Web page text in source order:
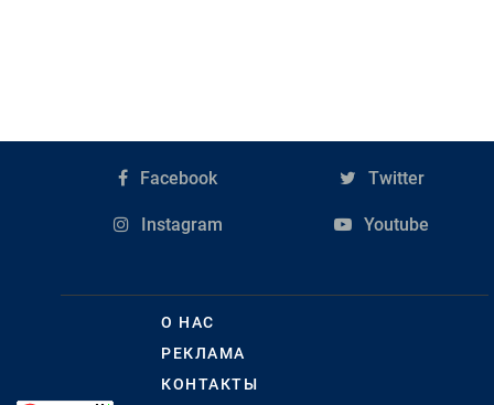
Facebook Twitter
Instagram Youtube
О НАС
РЕКЛАМА
КОНТАКТЫ